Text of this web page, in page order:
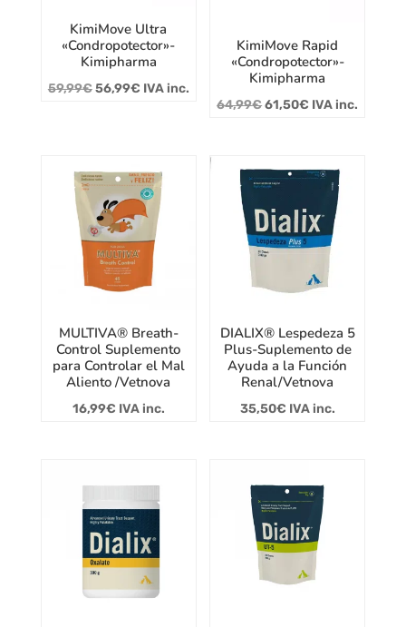
KimiMove Ultra
«Condropotector»-
Kimipharma
59,99€El
59,99€.
56,99€El
56,99€.
IVA inc.
KimiMove Rapid
«Condropotector»-
Kimipharma
64,99€El
era:
61,50€ El
es:
61,50€.
IVA inc.
MULTIVA® Breath-
Control Suplemento
para Controlar el Mal
Aliento /Vetnova
16,99€ IVA inc.
DIALIX® Lespedeza 5
Plus-Suplemento de
Ayuda a la Función
Renal/Vetnova
35,50€ IVA inc.